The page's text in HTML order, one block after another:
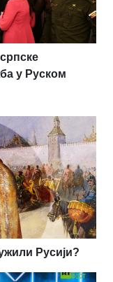
у Руском
Русији?